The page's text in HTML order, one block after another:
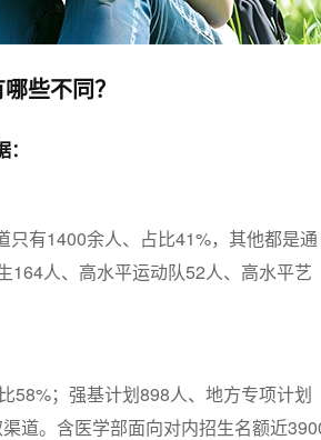
些不同？
有1400余人、占比41%，其他都是通
164人、高水平运动队52人、高水平艺
58%；强基计划898人、地方专项计划
道。含医学部面向对内招生名额近